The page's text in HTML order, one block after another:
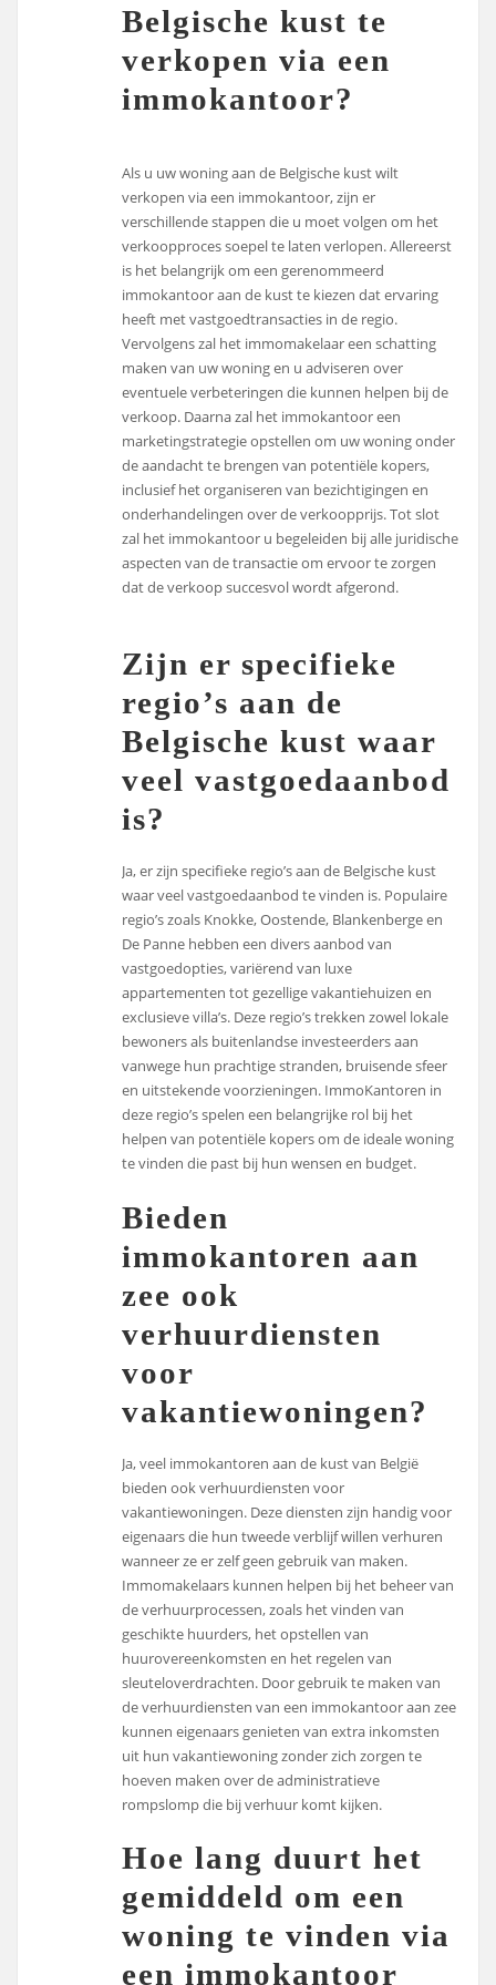
Belgische kust te
verkopen via een
immokantoor?
Als u uw woning aan de Belgische kust wilt
verkopen via een immokantoor, zijn er
verschillende stappen die u moet volgen om het
verkoopproces soepel te laten verlopen. Allereerst
is het belangrijk om een gerenommeerd
immokantoor aan de kust te kiezen dat ervaring
heeft met vastgoedtransacties in de regio.
Vervolgens zal het immomakelaar een schatting
maken van uw woning en u adviseren over
eventuele verbeteringen die kunnen helpen bij de
verkoop. Daarna zal het immokantoor een
marketingstrategie opstellen om uw woning onder
de aandacht te brengen van potentiële kopers,
inclusief het organiseren van bezichtigingen en
onderhandelingen over de verkoopprijs. Tot slot
zal het immokantoor u begeleiden bij alle juridische
aspecten van de transactie om ervoor te zorgen
dat de verkoop succesvol wordt afgerond.
Zijn er specifieke
regio’s aan de
Belgische kust waar
veel vastgoedaanbod
is?
Ja, er zijn specifieke regio’s aan de Belgische kust
waar veel vastgoedaanbod te vinden is. Populaire
regio’s zoals Knokke, Oostende, Blankenberge en
De Panne hebben een divers aanbod van
vastgoedopties, variërend van luxe
appartementen tot gezellige vakantiehuizen en
exclusieve villa’s. Deze regio’s trekken zowel lokale
bewoners als buitenlandse investeerders aan
vanwege hun prachtige stranden, bruisende sfeer
en uitstekende voorzieningen. ImmoKantoren in
deze regio’s spelen een belangrijke rol bij het
helpen van potentiële kopers om de ideale woning
te vinden die past bij hun wensen en budget.
Bieden
immokantoren aan
zee ook
verhuurdiensten
voor
vakantiewoningen?
Ja, veel immokantoren aan de kust van België
bieden ook verhuurdiensten voor
vakantiewoningen. Deze diensten zijn handig voor
eigenaars die hun tweede verblijf willen verhuren
wanneer ze er zelf geen gebruik van maken.
Immomakelaars kunnen helpen bij het beheer van
de verhuurprocessen, zoals het vinden van
geschikte huurders, het opstellen van
huurovereenkomsten en het regelen van
sleuteloverdrachten. Door gebruik te maken van
de verhuurdiensten van een immokantoor aan zee
kunnen eigenaars genieten van extra inkomsten
uit hun vakantiewoning zonder zich zorgen te
hoeven maken over de administratieve
rompslomp die bij verhuur komt kijken.
Hoe lang duurt het
gemiddeld om een
woning te vinden via
een immokantoor